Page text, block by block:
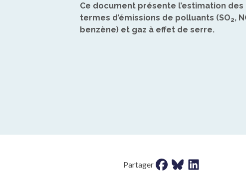
Ce document présente l’estimation
termes d’émissions de polluants (SO2,
benzène) et gaz à effet de serre.
Partager Partager sur facebook
Partager sur bluesky
Partager sur